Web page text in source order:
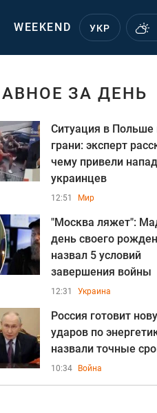
WEEKEND УКР
ЗА ДЕНЬ
Ситуация в Польше
грани: эксперт
чему привели
украинцев
12:51 Мир
"Москва ляжет":
день своего
назва л 5 условий
завершения войны
12:31 Украина
Россия готовит
ударов по
назвали точные
10:34 Война